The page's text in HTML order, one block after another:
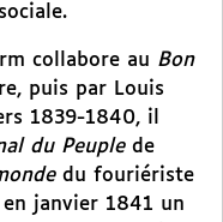
collabore au Bon
puis par Louis
1839-1840, il
du Peuplede
du fouriériste
janvier 1841 un